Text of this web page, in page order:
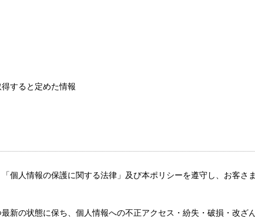
すると定めた情報
個人情報の保護に関する法律」及び本ポリシーを遵守し、お客さ
新の状態に保ち、個人情報への不正アクセス・紛失・破損・改